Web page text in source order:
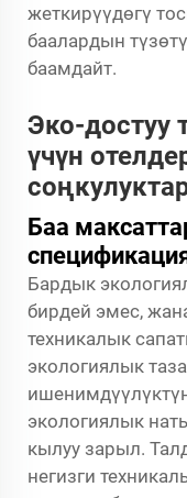
жеткирүүдөгү
баалардын
баамдайт.
Эко-достуу
үчүн
Баа
Бардык
бирдей эмес,
техникалык
экологиялык
экологиялык
кылуу зарыл.
негизги